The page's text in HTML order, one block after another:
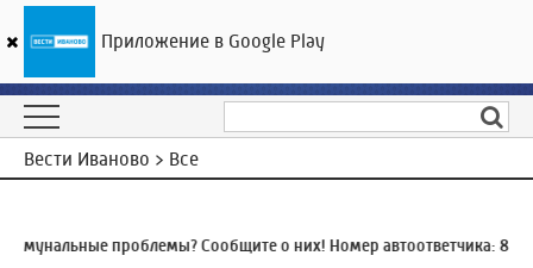
ГТРК «Ивтелерадио»
Вести Иваново > Все
проблемы? Сообщите о них! Номер автоответчика:8
Приложение в Google Play